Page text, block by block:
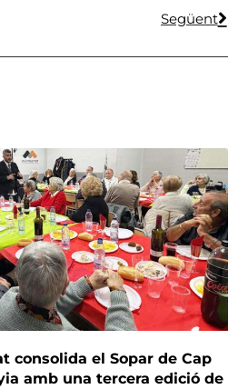
Següent
consolida el Sopar de Cap
amb una tercera edició de